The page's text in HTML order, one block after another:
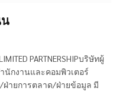
PARTNERSHIPบริษัทผู้
นักงานและคอมพิวเตอร์
ายการตลาด/ฝ่ายข้อมูล มี